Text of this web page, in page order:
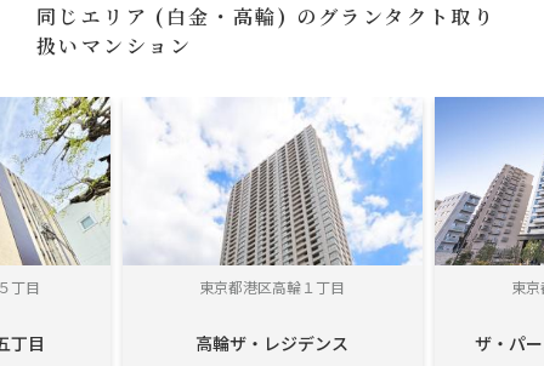
同じエリア (白金・高輪) のグランタクト取り
扱いマンション
丁目
丁目
東京都港区高輪１丁目
高輪ザ・レジデンス
東
ザ・パ